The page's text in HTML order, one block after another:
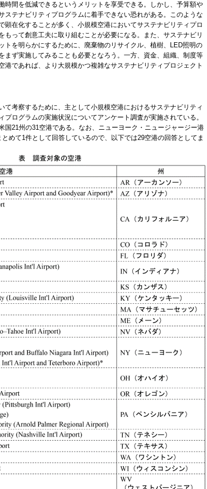
時間を低減できるというメリットを享受できる。しかし、予算額や
ステナビリティプログラムに着手できない恐れがある。このような
顕在化することが多く、小規模空港においてサステナビリティプロ
もって創意工夫に取り組むことが必要になる。また、サステナビリ
トを明らかにするために、廃棄物のリサイクル、植樹、LED照明の
まず実施してみることも必要となろう。一方、資金、組織、制度等
港であれば、より大規模かつ複雑なサステナビリティプロジェクト
考察するために、主として小規模空港におけるサステナビリティ
プログラムの実施状況についてアンケート調査が実施されている。
国21州の31空港である。なお、ニューヨーク・ニュージャージー港
めて1件として回答しているので、以下では29空港の回答としてま